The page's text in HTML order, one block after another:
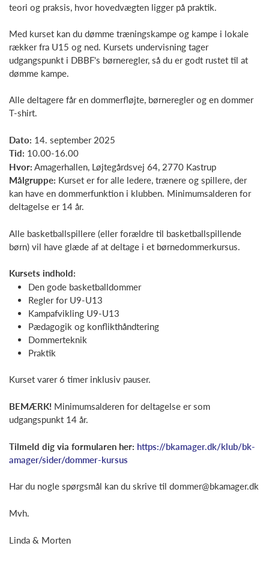
teori og praksis, hvor hovedvægten ligger på praktik.
Med kurset kan du dømme træningskampe og kampe i lokale
rækker fra U15 og ned. Kursets undervisning tager
udgangspunkt i DBBF's børneregler, så du er godt rustet til at
dømme kampe.
Alle deltagere får en dommerfløjte, børneregler og en dommer
T-shirt.
Dato: 14. september 2025
Tid: 10.00-16.00
Hvor: Amagerhallen, Løjtegårdsvej 64, 2770 Kastrup
Målgruppe: Kurset er for alle ledere, trænere og spillere, der
kan have en dommerfunktion i klubben. Minimumsalderen for
deltagelse er 14 år.
Alle basketballspillere (eller forældre til basketballspillende
børn) vil have glæde af at deltage i et børnedommerkursus.
Kursets indhold:
Den gode basketballdommer
Regler for U9-U13
Kampafvikling U9-U13
Pædagogik og konflikthåndtering
Dommerteknik
Praktik
Kurset varer 6 timer inklusiv pauser.
BEMÆRK! Minimumsalderen for deltagelse er som
udgangspunkt 14 år.
Tilmeld dig via formularen her: https://bkamager.dk/klub/bk-
amager/sider/dommer-kursus
Har du nogle spørgsmål kan du skrive til dommer@bkamager.dk
Mvh.
Linda & Morten